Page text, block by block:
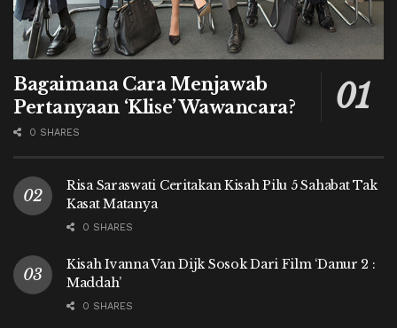
Bagaimana Cara Menjawab
Pertanyaan ‘Klise’ Wawancara?
0 SHARES
Risa Saraswati Ceritakan Kisah Pilu 5 Sahabat Tak
Kasat Matanya
0 SHARES
Kisah Ivanna Van Dijk Sosok Dari Film ‘Danur 2 :
Maddah’
0 SHARES